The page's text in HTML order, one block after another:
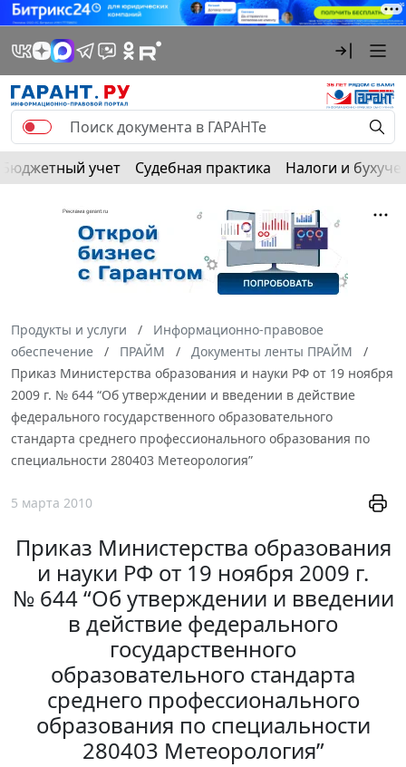
Бюджетный учет Судебная практика Налоги и
Продукты и услуги
Информационно-правовое
обеспечение
ПРАЙМ
Документы ленты ПРАЙМ
Приказ Министерства образования и науки РФ от 19 ноября
2009 г. № 644 “Об утверждении и введении в действие
федерального государственного образовательного
стандарта среднего профессионального образования по
специальности 280403 Метеорология”
5 марта 2010
Приказ Министерства образования
и науки РФ от 19 ноября 2009 г.
№ 644 “Об утверждении и введении
в действие федерального
государственного
образовательного стандарта
среднего профессионального
образования по специальности
280403 Метеорология”